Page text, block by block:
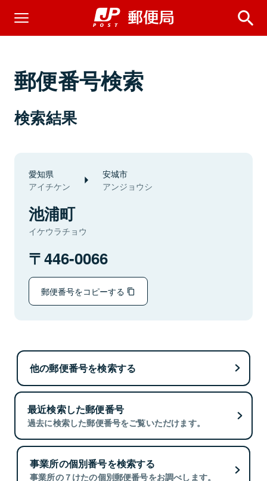
郵便番号検索
検索結果
愛知県
アイチケン
安城市
アンジョウシ
池浦町
イケウラチョウ
446-0066
郵便番号をコピーする
他の郵便番号を検索する
最近検索した郵便番号
過去に検索した郵便番号をご覧いただけます。
事業所の個別番号を検索する
事業所の７けたの個別郵便番号をお調べします。